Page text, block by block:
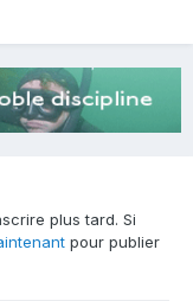
plus tard. Si
pour publier